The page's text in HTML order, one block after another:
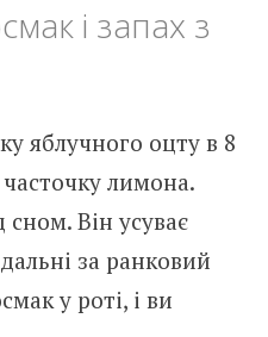
і запах з
яблучного оцту в 8
лимона.
Він усуває
за ранковий
у роті, і ви